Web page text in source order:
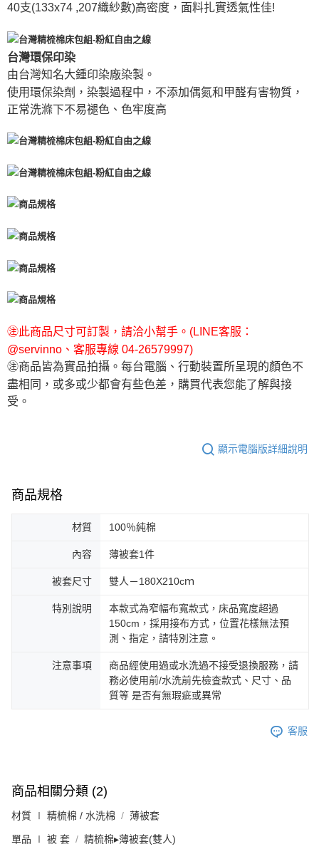
40支(133x74 ,207織紗數)高密度，面料扎實透氣性佳!
台灣環保印染
由台灣知名大鍾印染廠染製。
使用環保染劑，染製過程中，不添加偶氮和甲醛有害物質，
正常洗滌下不易褪色、色牢度高
㊟此商品尺寸可訂製，請洽小幫手。(LINE客服：
@servinno、客服專線 04-26579997)
㊟商品皆為實品拍攝。每台電腦、行動裝置所呈現的顏色不
盡相同，或多或少都會有些色差，購買代表您能了解與接
受。
顯示電腦版詳細說明
商品規格
材質 100％純棉
內容 薄被套1件
被套尺寸 雙人－180X210cｍ
特別說明
本款式為窄幅布寬款式，床品寬度超過
150cm，採用接布方式，位置花樣無法預
測、指定，請特別注意。
注意事項
商品經使用過或水洗過不接受退換服務，請
務必使用前/水洗前先檢査款式、尺寸、品
質等 是否有無瑕疵或異常
客服
商品相關分類 (2)
材質 ∣ 精梳棉 / 水洗棉 薄被套
單品 ∣ 被 套 精梳棉▸薄被套(雙人)